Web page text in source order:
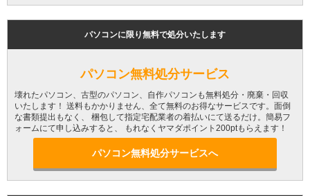
パソコンに限り無料で処分いたします
パソコン無料処分サービス
壊れたパソコン、古型のパソコン、自作パソコンも無料処分・廃棄・回収
いたします！ 送料もかかりません、全て無料のお得なサービスです。面倒
な書類提出もなく、 梱包して指定宅配業者の着払いにて送るだけ。簡易フ
ォームにて申し込みすると、 もれなくヤマダポイント200ptもらえます！
パソコン無料処分サービスへ